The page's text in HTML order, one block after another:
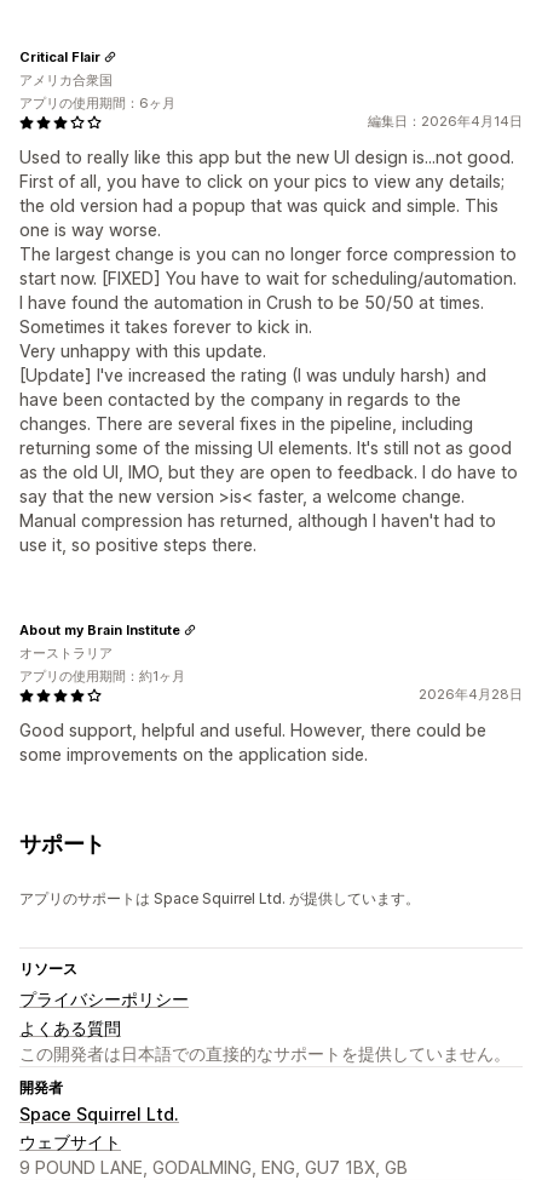
編集日：2026年4月14日
Used to really like this app but the new UI design is...not good.
First of all, you have to click on your pics to view any details;
the old version had a popup that was quick and simple. This
one is way worse.
The largest change is you can no longer force compression to
start now. [FIXED] You have to wait for scheduling/automation.
I have found the automation in Crush to be 50/50 at times.
Sometimes it takes forever to kick in.
Very unhappy with this update.
[Update] I've increased the rating (I was unduly harsh) and
have been contacted by the company in regards to the
changes. There are several fixes in the pipeline, including
returning some of the missing UI elements. It's still not as good
as the old UI, IMO, but they are open to feedback. I do have to
say that the new version >is< faster, a welcome change.
Manual compression has returned, although I haven't had to
use it, so positive steps there.
Critical Flair
アメリカ合衆国
アプリの使用期間：6ヶ月
2026年4月28日
Good support, helpful and useful. However, there could be
some improvements on the application side.
About my Brain Institute
オーストラリア
アプリの使用期間：約1ヶ月
サポート
アプリのサポートは Space Squirrel Ltd. が提供しています。
リソース
プライバシーポリシー
よくある質問
この開発者は日本語での直接的なサポートを提供していません。
開発者
Space Squirrel Ltd.
ウェブサイト
9 POUND LANE, GODALMING, ENG, GU7 1BX, GB